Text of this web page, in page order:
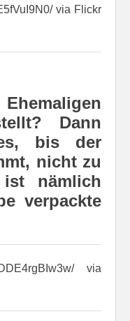
via Flickr
Dann
bis der
nicht zu
nämlich
verpackte
via